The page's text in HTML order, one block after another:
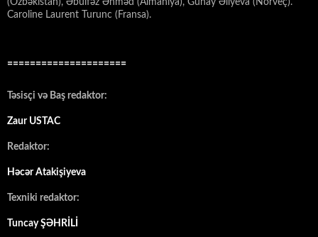
(Özbəkistan), Əbülfəz Əhməd (Almaniya), Günay Əliyeva (Norveç).
Caroline Laurent Turunc (Fransa).
=====================
Təsisçi və Baş redaktor:
Zaur USTAC
Redaktor:
Həcər Atakişiyeva
Texniki redaktor:
Tuncay ŞƏHRİLİ